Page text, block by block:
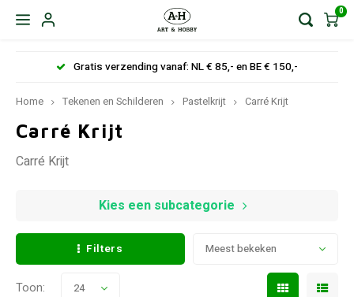
0
Gratis verzending vanaf: NL € 85,- en BE € 150,-
Home Tekenen en Schilderen Pastelkrijt Carré Krijt
Carré Krijt
Carré Krijt
Kies een subcategorie
Filters Meest bekeken
Toon: 24